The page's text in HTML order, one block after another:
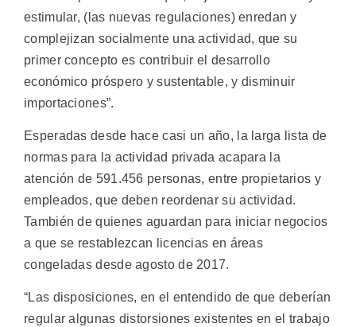
estimular, (las nuevas regulaciones) enredan y
complejizan socialmente una actividad, que su
primer concepto es contribuir el desarrollo
económico próspero y sustentable, y disminuir
importaciones”.
Esperadas desde hace casi un año, la larga lista de
normas para la actividad privada acapara la
atención de 591.456 personas, entre propietarios y
empleados, que deben reordenar su actividad.
También de quienes aguardan para iniciar negocios
a que se restablezcan licencias en áreas
congeladas desde agosto de 2017.
“Las disposiciones, en el entendido de que deberían
regular algunas distorsiones existentes en el trabajo